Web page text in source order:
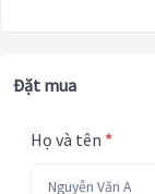
Đặt mua
Họ và tên *